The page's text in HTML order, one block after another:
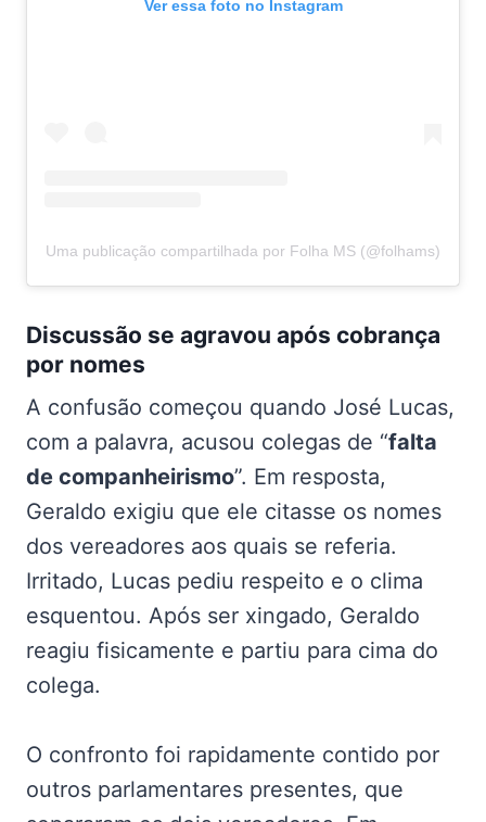
Ver essa foto no Instagram
Uma publicação compartilhada por Folha MS (@folhams)
Discussão se agravou após cobrança
por nomes
A confusão começou quando José Lucas,
com a palavra, acusou colegas de “falta
de companheirismo”. Em resposta,
Geraldo exigiu que ele citasse os nomes
dos vereadores aos quais se referia.
Irritado, Lucas pediu respeito e o clima
esquentou. Após ser xingado, Geraldo
reagiu fisicamente e partiu para cima do
colega.
O confronto foi rapidamente contido por
outros parlamentares presentes, que